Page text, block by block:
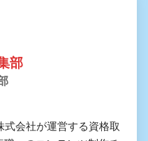
部
式会社が運営する資格取